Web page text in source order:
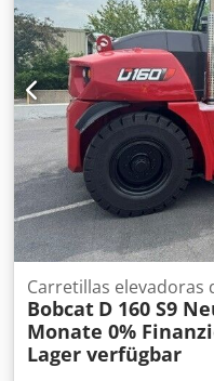
Carretillas elevadoras
Bobcat D 160 S9
Monate 0%
Lager verfügbar